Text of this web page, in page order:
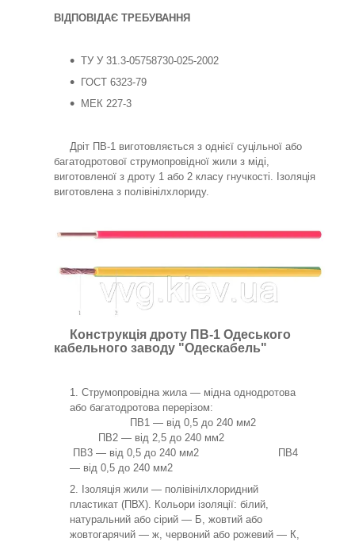
ВІДПОВІДАЄ ТРЕБУВАННЯ
ТУ У 31.3-05758730-025-2002
ГОСТ 6323-79
МЕК 227-3
Дріт ПВ-1 виготовляється з однієї суцільної або
багатодротової струмопровідної жили з міді,
виготовленої з дроту 1 або 2 класу гнучкості. Ізоляція
виготовлена з полівінілхлориду.
Конструкція дроту ПВ-1 Одеського
кабельного заводу "Одескабель"
Струмопровідна жила — мідна однодротова
або багатодротова перерізом:
ПВ1 — від 0,5 до 240 мм2
ПВ2 — від 2,5 до 240 мм2
ПВ3 — від 0,5 до 240 мм2 ПВ4
— від 0,5 до 240 мм2
Ізоляція жили — полівінілхлоридний
пластикат (ПВХ). Кольори ізоляції: білий,
натуральний або сірий — Б, жовтий або
жовтогарячий — ж, червоний або рожевий — К,